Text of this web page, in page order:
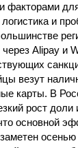
и
Alipay и
везут
карты. В
рост
основной
осенью